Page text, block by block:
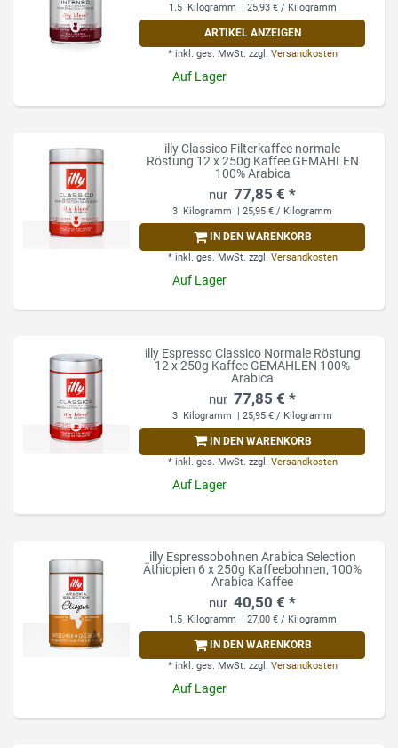
1.5 Kilogramm | 25,93 € / Kilogramm
ARTIKEL ANZEIGEN
* inkl. ges. MwSt. zzgl. Versandkosten
Auf Lager
illy Classico Filterkaffee normale
Röstung 12 x 250g Kaffee GEMAHLEN
100% Arabica
77,85 € *
3 Kilogramm | 25,95 € / Kilogramm
IN DEN WARENKORB
* inkl. ges. MwSt. zzgl. Versandkosten
Auf Lager
illy Espresso Classico Normale Röstung
12 x 250g Kaffee GEMAHLEN 100%
Arabica
77,85 € *
3 Kilogramm | 25,95 € / Kilogramm
IN DEN WARENKORB
* inkl. ges. MwSt. zzgl. Versandkosten
Auf Lager
illy Espressobohnen Arabica Selection
Äthiopien 6 x 250g Kaffeebohnen, 100%
Arabica Kaffee
40,50 € *
1.5 Kilogramm | 27,00 € / Kilogramm
IN DEN WARENKORB
* inkl. ges. MwSt. zzgl. Versandkosten
Auf Lager